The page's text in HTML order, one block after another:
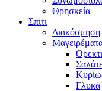
Θρησκεία
Σπίτι
Διακόσμηση
Γλυκά